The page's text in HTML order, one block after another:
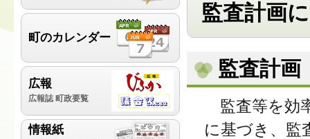
監査計画
監査計画
監査等を効
に基づき、監
町のカレンダー
広報
広報誌 町政要覧
情報紙